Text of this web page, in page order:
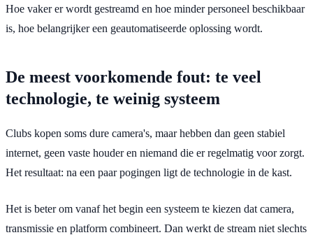
Hoe vaker er wordt gestreamd en hoe minder personeel beschikbaar
is, hoe belangrijker een geautomatiseerde oplossing wordt.
De meest voorkomende fout: te veel
technologie, te weinig systeem
Clubs kopen soms dure camera's, maar hebben dan geen stabiel
internet, geen vaste houder en niemand die er regelmatig voor zorgt.
Het resultaat: na een paar pogingen ligt de technologie in de kast.
Het is beter om vanaf het begin een systeem te kiezen dat camera,
transmissie en platform combineert. Dan werkt de stream niet slechts